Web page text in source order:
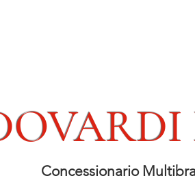
Concessionario